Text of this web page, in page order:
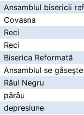
Ansamblul bisericii
Covasna
Reci
Reci
Biserica Reformată
Ansamblul se
Râul Negru
pârâu
depresiune